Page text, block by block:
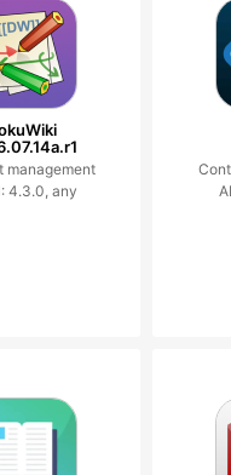
management
4.3.0, any